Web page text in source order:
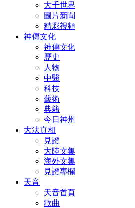
大千世界
圖片新聞
精彩視頻
神傳文化
神傳文化
歷史
人物
中醫
科技
藝術
典籍
今日神州
大法真相
見證
大陸文集
海外文集
見證專欄
天音
天音首頁
歌曲